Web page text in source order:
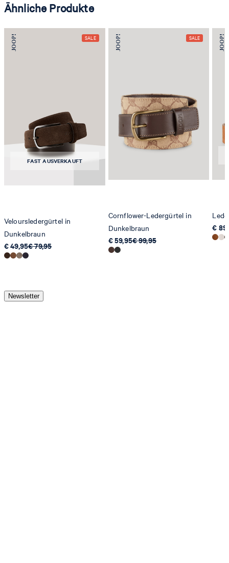
Ähnliche Produkte
FAST AUSVERKAUFT
Veloursledergürtel in
Dunkelbraun
€ 49,95€ 79,95
Cornflower-Ledergürtel in
Dunkelbraun
€ 59,95€ 99,95
€
Newsletter